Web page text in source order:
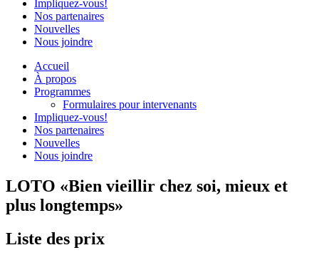
Impliquez-vous!
Nos partenaires
Nouvelles
Nous joindre
Accueil
À propos
Programmes
Formulaires pour intervenants
Impliquez-vous!
Nos partenaires
Nouvelles
Nous joindre
LOTO «Bien vieillir chez soi, mieux et
plus longtemps»
Liste des prix